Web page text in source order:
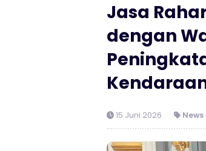
Jasa
dengan
15 Juni 2026 News